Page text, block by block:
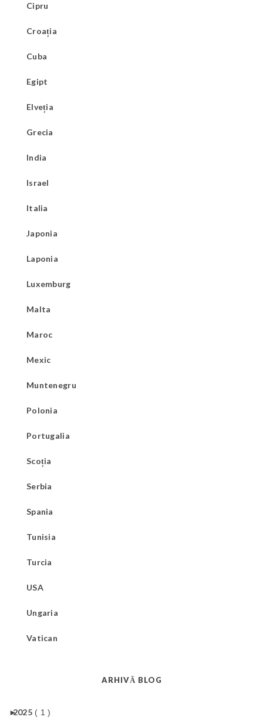
Cipru
Croația
Cuba
Egipt
Elveția
Grecia
India
Israel
Italia
Japonia
Laponia
Luxemburg
Malta
Maroc
Mexic
Muntenegru
Polonia
Portugalia
Scoția
Serbia
Spania
Tunisia
Turcia
USA
Ungaria
Vatican
ARHIVĂ BLOG
►
2025 ( 1 )